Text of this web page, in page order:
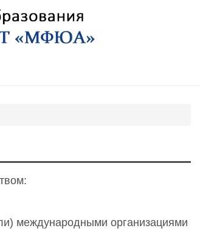
международными организациями